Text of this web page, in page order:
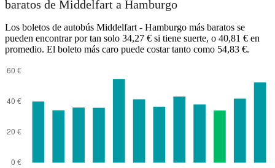
Hamburg
baratos de Middelfart a Hamburgo
Los boletos de autobús Middelfart - Hamburgo más baratos se
pueden encontrar por tan solo 34,27 € si tiene suerte, o 40,81 € en
promedio. El boleto más caro puede costar tanto como 54,83 €.